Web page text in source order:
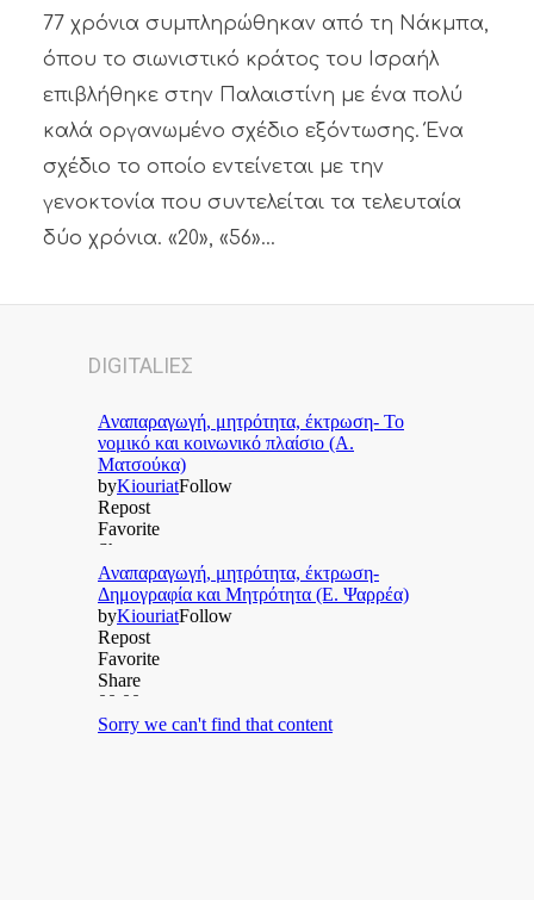
77 χρόνια συμπληρώθηκαν από τη Νάκμπα,
όπου το σιωνιστικό κράτος του Ισραήλ
επιβλήθηκε στην Παλαιστίνη με ένα πολύ
καλά οργανωμένο σχέδιο εξόντωσης. Ένα
σχέδιο το οποίο εντείνεται με την
γενοκτονία που συντελείται τα τελευταία
δύο χρόνια. «20», «56»...
DIGITALΙΕΣ